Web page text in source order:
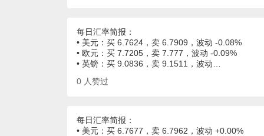
每日汇率简报：
• 美元：买 6.7624，卖 6.7909，波动 -0.08%
• 欧元：买 7.7205，卖 7.777，波动 -0.09%
• 英镑：买 9.0836，卖 9.1511，波动…
0 人赞过
每日汇率简报：
• 美元：买 6.7677，卖 6.7962，波动 +0.00%